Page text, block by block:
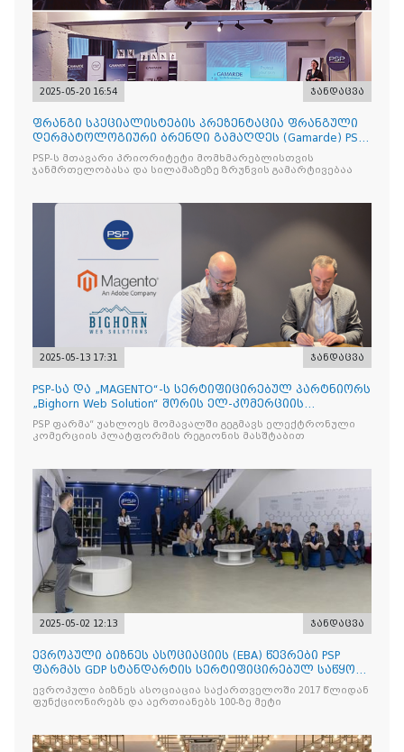
2025-05-20 16:54 ჯანდაცვა
ფრანგი სპეციალისტების პრეზენტაცია ფრანგული
დერმატოლოგიური ბრენდი გამაღდეს (Gamarde) PSP-
ს ქსელის თან
PSP-ს მთავარი პრიორიტეტი მომხმარებლისთვის
ჯანმრთელობასა და სილამაზეზე ზრუნვის გამარტივებაა
2025-05-13 17:31 ჯანდაცვა
PSP-სა და „MAGENTO“-ს სერტიფიცირებულ პარტნიორს
„Bighorn Web Solution“ შორის ელ-კომერციის
პლატფორმის
PSP ფარმა“ უახლოეს მომავალში გეგმავს ელექტრონული
კომერციის პლატფორმის რეგიონის მასშტაბით
2025-05-02 12:13 ჯანდაცვა
ევროპული ბიზნეს ასოციაციის (EBA) წევრები PSP
ფარმას GDP სტანდარტის სერტიფიცირებულ საწყობს
ესტუმრენ
ევროპული ბიზნეს ასოციაცია საქართველოში 2017 წლიდან
ფუნქციონირებს და აერთიანებს 100-ზე მეტი